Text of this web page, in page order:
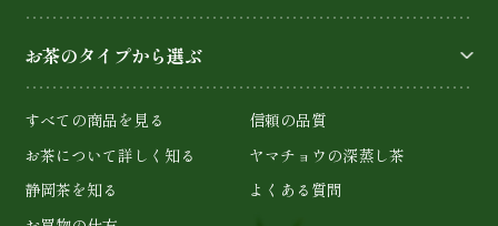
お茶のタイプから選ぶ
すべての商品を見る
信頼の品質
お茶について詳しく知る
ヤマチョウの深蒸し茶
静岡茶を知る
よくある質問